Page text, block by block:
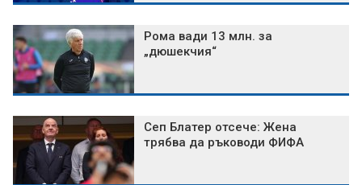
Рома вади 13 млн. за
„дюшекчия“
Сеп Блатер отсече: Жена
трябва да ръководи ФИФА